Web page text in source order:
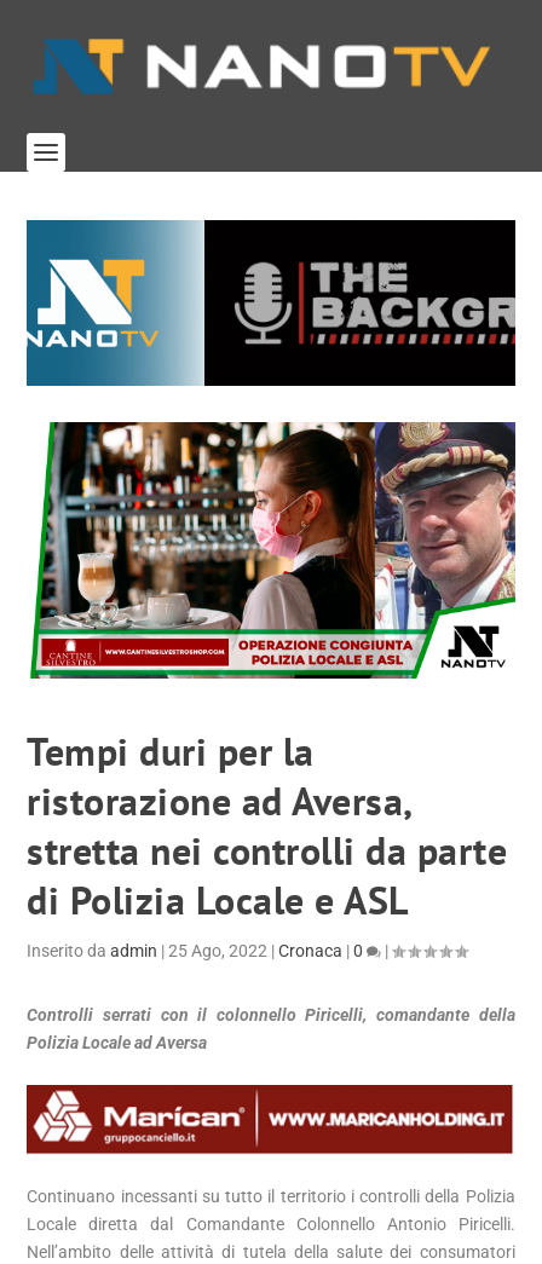
Tempi duri per la
ristorazione ad Aversa,
stretta nei controlli da parte
di Polizia Locale e ASL
Inserito daadmin |25 Ago, 2022 |Cronaca |0 |
Controlli serrati con il colonnello Piricelli, comandante della
Polizia Locale ad Aversa
Continuano incessanti su tutto il territorio i controlli della Polizia
Locale diretta dal Comandante Colonnello Antonio Piricelli.
Nell’ambito delle attività di tutela della salute dei consumatori